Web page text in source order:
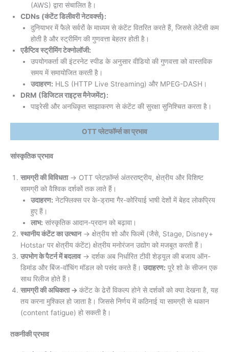
(AWS) द्वारा संचालित है।
CDNs (कंटेंट डिलीवरी नेटवर्क्स):
दुनियाभर में फैले सर्वरों के माध्यम से कंटेंट वितरित करते हैं, जिससे लेटेंसी कम
होती है और स्ट्रीमिंग की गुणवत्ता बेहतर होती है।
एडैप्टिव स्ट्रीमिंग टेक्नोलॉजी:
उपयोगकर्ता की इंटरनेट स्पीड के अनुसार वीडियो की गुणवत्ता को वास्तविक
समय में समायोजित करती है।
उदाहरण: HLS (HTTP Live Streaming) और MPEG-DASH।
DRM (डिजिटल राइट्स मैनेजमेंट):
पाइरेसी और अनधिकृत साझाकरण से कंटेंट की सुरक्षा सुनिश्चित करता है।
OTT प्लेटफॉर्म्स का प्रभाव
सांस्कृतिक प्रभाव
सामग्री की विविधता→ OTT प्लेटफ़ॉर्म्स अंतरराष्ट्रीय, क्षेत्रीय और विशिष्ट
सामग्री को वैश्विक दर्शकों तक लाते हैं।
उदाहरण: नेटफ्लिक्स पर के-ड्रामा गैर-कोरियाई भाषी देशों में बेहद लोकप्रिय
हुए हैं।
लाभ: सांस्कृतिक आदान-प्रदान को बढ़ावा।
स्थानीय कंटेंट का उत्थान→ क्षेत्रीय शो और फिल्में (जैसे, Stage, Disney+
Hotstar पर क्षेत्रीय कंटेंट) क्षेत्रीय मनोरंजन उद्योग को मजबूत करती हैं।
उपभोग के पैटर्न में बदलाव→ दर्शक अब निर्धारित टीवी शेड्यूल की बजाय ऑन-
डिमांड और बिंज-वॉचिंग मॉडल को पसंद करते हैं। उदाहरण: पूरे शो के सीजन एक
साथ रिलीज होते हैं।
सामग्री की अधिकता → कंटेंट के ढेरों विकल्प होने से दर्शकों को क्या देखना है, यह
तय करना मुश्किल हो जाता है। जिससे निर्णय में कठिनाई या सामग्री से थकान
(content fatigue) हो सकती है।
तकनीकी प्रभाव